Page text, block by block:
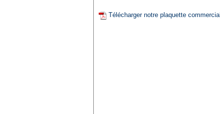
Télécharger notre plaquette